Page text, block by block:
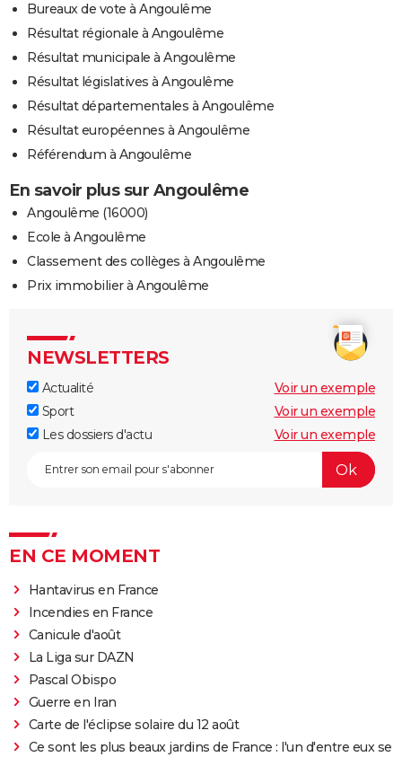
Bureaux de vote à Angoulême
Résultat régionale à Angoulême
Résultat municipale à Angoulême
Résultat législatives à Angoulême
Résultat départementales à Angoulême
Résultat européennes à Angoulême
Référendum à Angoulême
En savoir plus sur Angoulême
Angoulême (16000)
Ecole à Angoulême
Classement des collèges à Angoulême
Prix immobilier à Angoulême
NEWSLETTERS
Actualité
Voir un exemple
Sport
Voir un exemple
Les dossiers d'actu
Voir un exemple
EN CE MOMENT
Hantavirus en France
Incendies en France
Canicule d'août
La Liga sur DAZN
Pascal Obispo
Guerre en Iran
Carte de l'éclipse solaire du 12 août
Ce sont les plus beaux jardins de France : l'un d'entre eux se